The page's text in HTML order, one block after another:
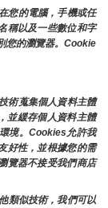
您的電腦，手機或任
稱以及一些數位和字
您的瀏覽器。Cookie
術蒐集個人資料主體
並緩存個人資料主體
境。Cookies允許我
好性，並根據您的需
覽器不接受我們商店
類似技術，我們可以